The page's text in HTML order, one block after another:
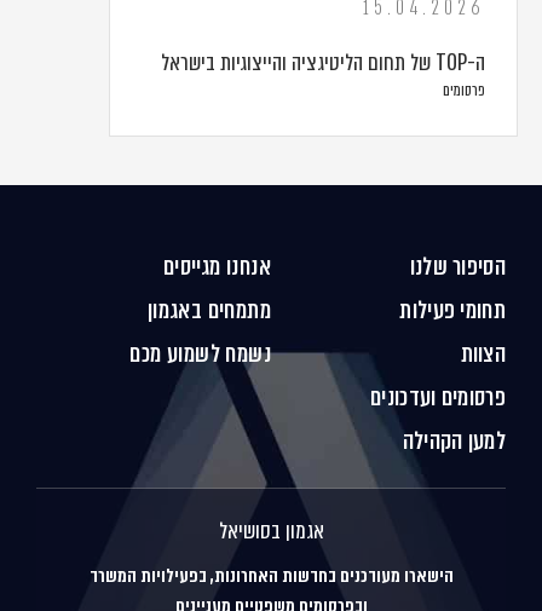
15.04.2026
ה-TOP של תחום הליטיגציה והייצוגיות בישראל
פרסומים
הסיפור שלנו
תחומי פעילות
הצוות
פרסומים ועדכונים
למען הקהילה
אנחנו מגייסים
מתמחים באגמון
נשמח לשמוע מכם
אגמון בסושיאל
הישארו מעודכנים בחדשות האחרונות, בפעילויות המשרד